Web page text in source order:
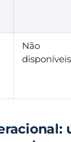
Não
disponíveis